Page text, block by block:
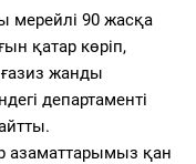
мерейлі 90 жасқа
қатар көріп,
ғазиз жанды
департаменті
азаматтарымыз қан